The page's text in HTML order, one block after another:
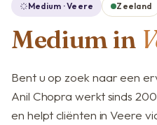
Medium · Veere Zeeland
Medium in
Bent u op zoek naar een
Anil Chopra werkt sinds
en helpt cliënten in Veere